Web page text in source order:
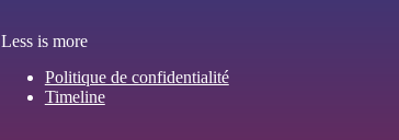
Less is more
Politique de confidentialité
Timeline